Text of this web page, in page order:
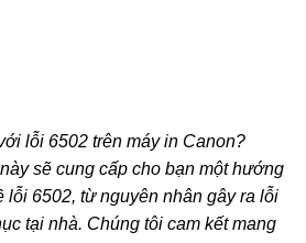
lỗi 6502 trên máy in Canon?
sẽ cung cấp cho bạn một hướng
lỗi 6502, từ nguyên nhân gây ra lỗi
tại nhà. Chúng tôi cam kết mang